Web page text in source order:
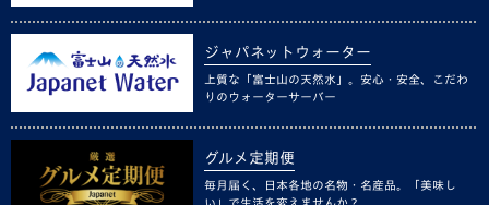
ジャパネットウォーター
上質な「富士山の天然水」。安心・安全、こだわ
りのウォーターサーバー
グルメ定期便
毎月届く、日本各地の名物・名産品。「美味し
い」で生活を変えませんか？